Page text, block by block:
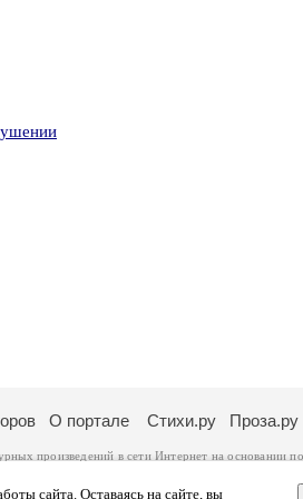
сайта. Оставаясь на сайте, вы
О портале Стихи.ру Проза.ру
произведений в сети Интернет на основании
возможна только с согласия его автора, к
законодательства